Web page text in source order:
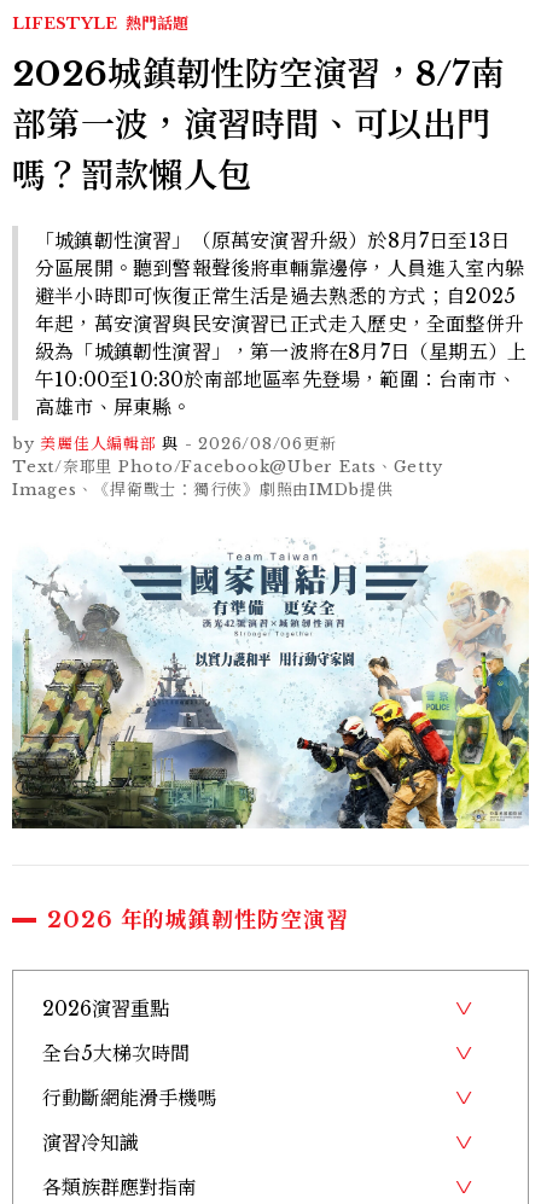
LIFESTYLE 熱門話題
2026城鎮韌性防空演習，8/7南
部第一波，演習時間、可以出門
嗎？罰款懶人包
「城鎮韌性演習」（原萬安演習升級）於8月7日至13日
分區展開。聽到警報聲後將車輛靠邊停，人員進入室內躲
避半小時即可恢復正常生活是過去熟悉的方式；自2025
年起，萬安演習與民安演習已正式走入歷史，全面整併升
級為「城鎮韌性演習」，第一波將在8月7日（星期五）上
午10:00至10:30於南部地區率先登場，範圍：台南市、
高雄市、屏東縣。
by 美麗佳人編輯部 與 -2026/08/06更新
Text/奈耶里 Photo/Facebook@Uber Eats、Getty
Images、《捍衛戰士：獨行俠》劇照由IMDb提供
2026 年的城鎮韌性防空演習
2026演習重點
全台5大梯次時間
行動斷網能滑手機嗎
演習冷知識
各類族群應對指南